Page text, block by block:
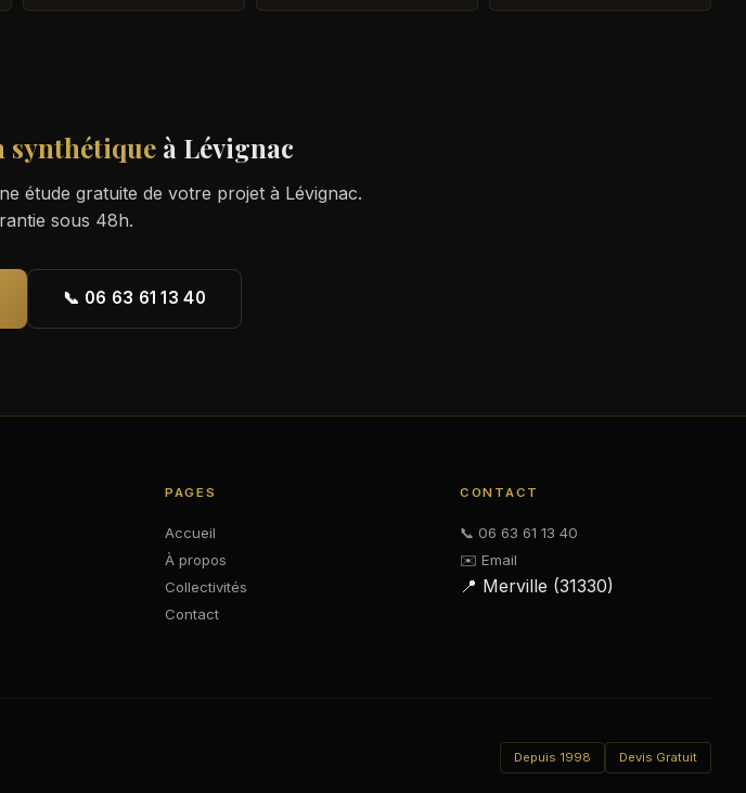
synthétiqueà Lévignac
étude gratuite de votre projet à Lévignac.
sous 48h.
📞 06 63 61 13 40
PAGES
Accueil
À propos
Collectivités
Contact
CONTACT
📞 06 63 61 13 40
✉️ Email
📍 Merville (31330)
Depuis 1998 Devis Gratuit